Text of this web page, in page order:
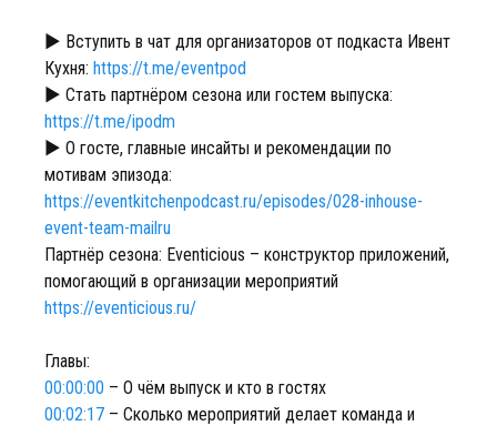
► Вступить в чат для организаторов от подкаста Ивент
Кухня: https://t.me/eventpod
► Стать партнёром сезона или гостем выпуска:
https://t.me/ipodm
► О госте, главные инсайты и рекомендации по
мотивам эпизода:
https://eventkitchenpodcast.ru/episodes/028-inhouse-
event-team-mailru
Партнёр сезона: Eventicious – конструктор приложений,
помогающий в организации мероприятий
https://eventicious.ru/
Главы:
00:00:00 – О чём выпуск и кто в гостях
00:02:17 – Сколько мероприятий делает команда и